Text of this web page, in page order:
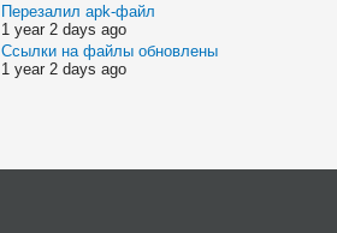
Перезалил apk-файл
1 year 2 days ago
Ссылки на файлы обновлены
1 year 2 days ago